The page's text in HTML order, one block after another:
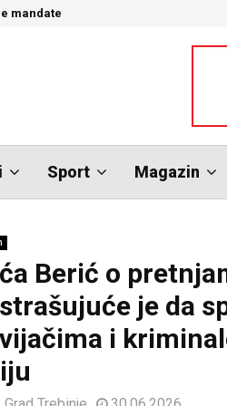
mandate
Sport Magazin
Berić o
je da
i